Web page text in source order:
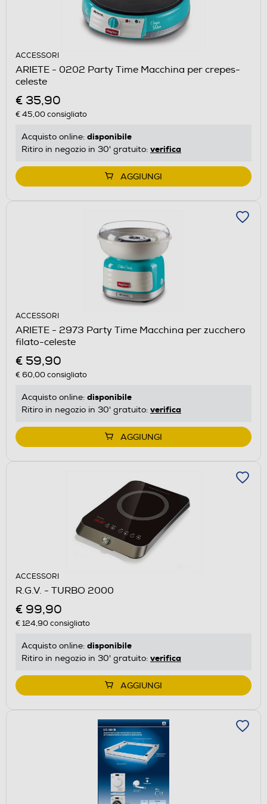
ACCESSORI
ARIETE - 0202 Party Time Macchina per crepes-
celeste
€ 35,90
€ 45,00consigliato
Acquisto online: disponibile
Ritiro in negozio in 30' gratuito: verifica
AGGIUNGI
ACCESSORI
ARIETE - 2973 Party Time Macchina per zucchero
filato-celeste
€ 59,90
€ 60,00consigliato
Acquisto online: disponibile
Ritiro in negozio in 30' gratuito: verifica
AGGIUNGI
ACCESSORI
R.G.V. - TURBO 2000
€ 99,90
€ 124,90consigliato
Acquisto online: disponibile
Ritiro in negozio in 30' gratuito: verifica
AGGIUNGI